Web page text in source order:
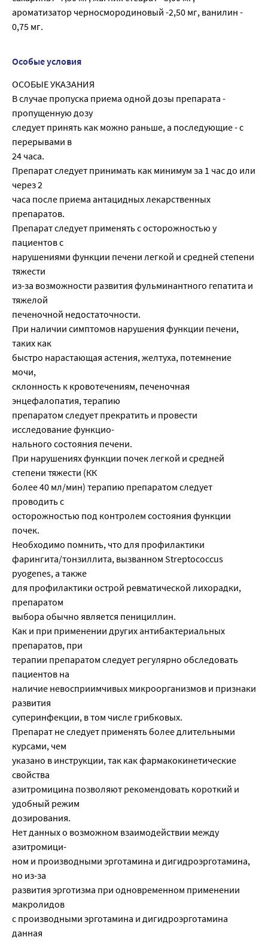
ароматизатор черносмородиновый -2,50 мг, ванилин -
0,75 мг.
Особые условия
ОСОБЫЕ УКАЗАНИЯ
В случае пропуска приема одной дозы препарата -
пропущенную дозу
следует принять как можно раньше, а последующие - с
перерывами в
24 часа.
Препарат следует принимать как минимум за 1 час до или
через 2
часа после приема антацидных лекарственных
препаратов.
Препарат следует применять с осторожностью у
пациентов с
нарушениями функции печени легкой и средней степени
тяжести
из-за возможности развития фульминантного гепатита и
тяжелой
печеночной недостаточности.
При наличии симптомов нарушения функции печени,
таких как
быстро нарастающая астения, желтуха, потемнение
мочи,
склонность к кровотечениям, печеночная
энцефалопатия, терапию
препаратом следует прекратить и провести
исследование функцио-
нального состояния печени.
При нарушениях функции почек легкой и средней
степени тяжести (КК
более 40 мл/мин) терапию препаратом следует
проводить с
осторожностью под контролем состояния функции
почек.
Необходимо помнить, что для профилактики
фарингита/тонзиллита, вызванном Streptococcus
pyogenes, а также
для профилактики острой ревматической лихорадки,
препаратом
выбора обычно является пенициллин.
Как и при применении других антибактериальных
препаратов, при
терапии препаратом следует регулярно обследовать
пациентов на
наличие невосприимчивых микроорганизмов и признаки
развития
суперинфекции, в том числе грибковых.
Препарат не следует применять более длительными
курсами, чем
указано в инструкции, так как фармакокинетические
свойства
азитромицина позволяют рекомендовать короткий и
удобный режим
дозирования.
Нет данных о возможном взаимодействии между
азитромици-
ном и производными эрготамина и дигидроэрготамина,
но из-за
развития эрготизма при одновременном применении
макролидов
с производными эрготамина и дигидроэрготамина
данная